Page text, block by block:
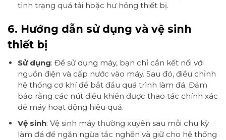
tình trạng quá tải hoặc hư hỏng thiết bị.
6. Hướng dẫn sử dụng và vệ sinh
thiết bị
Sử dụng: Để sử dụng máy, bạn chỉ cần kết nối với
nguồn điện và cấp nước vào máy. Sau đó, điều chỉnh
hệ thống cơ khí để bắt đầu quá trình làm đá. Đảm
bảo rằng các nút điều khiển được thao tác chính xác
để máy hoạt động hiệu quả.
Vệ sinh: Vệ sinh máy thường xuyên sau mỗi chu kỳ
làm đá để ngăn ngừa tắc nghẽn và giữ cho hệ thống